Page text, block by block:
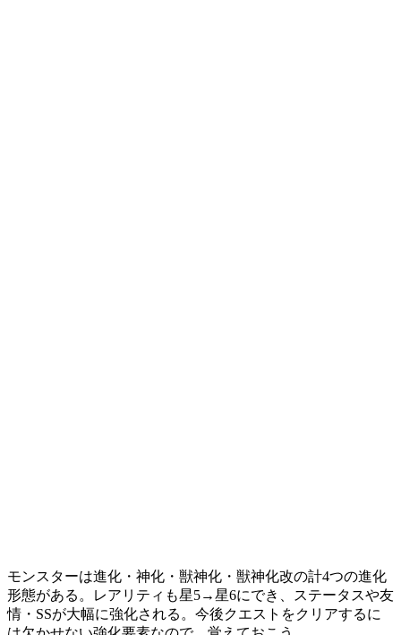
モンスターは進化・神化・獣神化・獣神化改の計4つの進化
形態がある。レアリティも星5→星6にでき、ステータスや友
情・SSが大幅に強化される。今後クエストをクリアするに